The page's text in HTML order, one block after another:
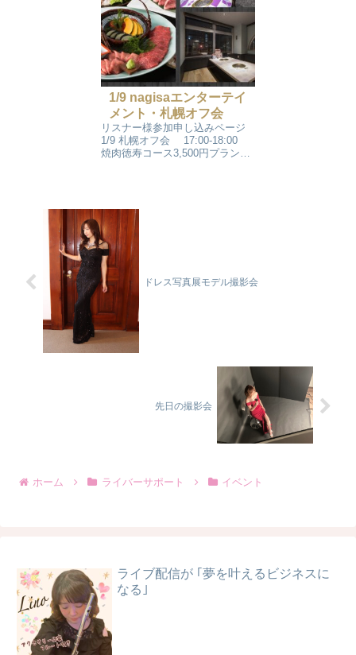
1/9 nagisaエンターテイ
メント・札幌オフ会
リスナー様参加申し込みページ
1/9 札幌オフ会 17:00-18:00
焼肉徳寿コース3,500円プランで
前の検温（当日...
ドレス写真展モデル撮影会
先日の撮影会
ホーム ライバーサポート イベント
ライブ配信が ｢夢を叶えるビジネスに
なる｣